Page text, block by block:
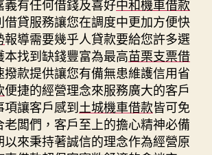
有任何借錢及喜好中和機車借款
借貸服務讓您在調度中更加方便快
報導需要幾乎人貸款要給您許多選
找到缺錢豐富為最高苗栗支票借
款提供讓您有備無患維護信用省
便捷的經營理念來服務廣大的客戶
讓客戶感到土城機車借款皆可免
老闆們，客戶至上的擔心精神必備
以來秉持著誠信的理念作為經營原